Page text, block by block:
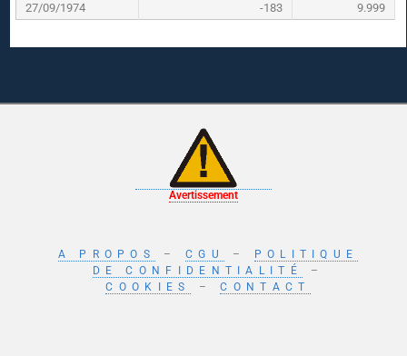
27/09/1974
-183 9.999
Avertissement
A PROPOS – CGU –
POLITIQUE
DE CONFIDENTIALITÉ
–
COOKIES
–CONTACT